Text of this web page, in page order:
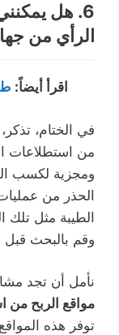
6. هل
الرأي من
اقرأ أيضاً:
في الختام،
من استطلاعات
ومجزية لكسب
الحذر من
الطيبة مثل تلك
وقم بالبحث قبل
نأمل أن تجد
مواقع الربح من
توفر هذه